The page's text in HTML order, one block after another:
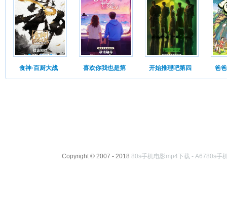
食神·百厨大战 喜欢你我也是第 开始推理吧第四 爸
Copyright © 2007 - 2018 80s手机电影mp4下载 - A6780s手